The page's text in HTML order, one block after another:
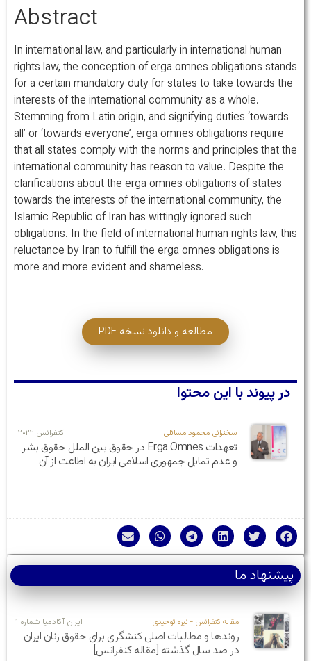
Abstract
In international law, and particularly in international human
rights law, the conception of erga omnes obligations stands
for a certain mandatory duty for states to take towards the
interests of the international community as a whole.
Stemming from Latin origin, and signifying duties ‘towards
all’ or ‘towards everyone’, erga omnes obligations require
that all states comply with the norms and principles that the
international community has reason to value. Despite the
clarifications about the erga omnes obligations of states
towards the interests of the international community, the
Islamic Republic of Iran has wittingly ignored such
obligations. In the field of international human rights law, this
reluctance by Iran to fulfill the erga omnes obligations is
more and more evident and shameless.
مطالعه و دانلود نسخه PDF
در پیوند با این محتوا
سخنرانی محمود مسائلی کنفرانس ۲۰۲۲
تعهدات Erga Omnes در حقوق بین الملل حقوق بشر
و عدم تمایل جمهوری اسلامی ایران به اطاعت از آن
پیشنهاد ما
مقاله کنفرانس - نیره توحیدی ایران آکادمیا شماره ۹
روندها و مطالبات اصلی کنشگری برای حقوق زنان ایران
در صد سال گذشته [مقاله کنفرانس]